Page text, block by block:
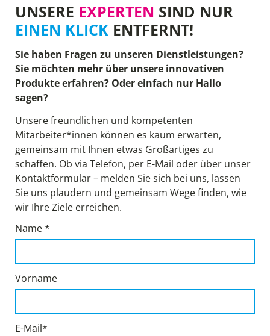
UNSERE EXPERTEN SIND NUR
EINEN KLICK ENTFERNT!
Sie haben Fragen zu unseren Dienstleistungen?
Sie möchten mehr über unsere innovativen
Produkte erfahren? Oder einfach nur Hallo
sagen?
Unsere freundlichen und kompetenten
Mitarbeiter*innen können es kaum erwarten,
gemeinsam mit Ihnen etwas Großartiges zu
schaffen. Ob via Telefon, per E-Mail oder über unser
Kontaktformular – melden Sie sich bei uns, lassen
Sie uns plaudern und gemeinsam Wege finden, wie
wir Ihre Ziele erreichen.
Name *
Vorname
E-Mail*